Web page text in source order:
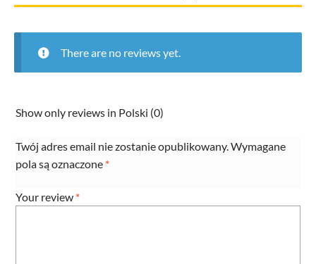
There are no reviews yet.
Show only reviews in Polski (0)
Twój adres email nie zostanie opublikowany. Wymagane
pola są oznaczone *
Your review *